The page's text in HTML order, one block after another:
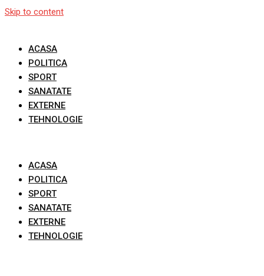
Skip to content
ACASA
POLITICA
SPORT
SANATATE
EXTERNE
TEHNOLOGIE
ACASA
POLITICA
SPORT
SANATATE
EXTERNE
TEHNOLOGIE